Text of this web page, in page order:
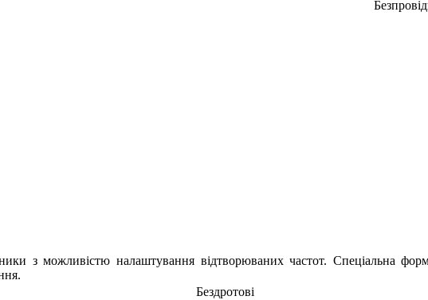
з можливістю налаштування відтворюваних частот. Спеціальна
Бездротові